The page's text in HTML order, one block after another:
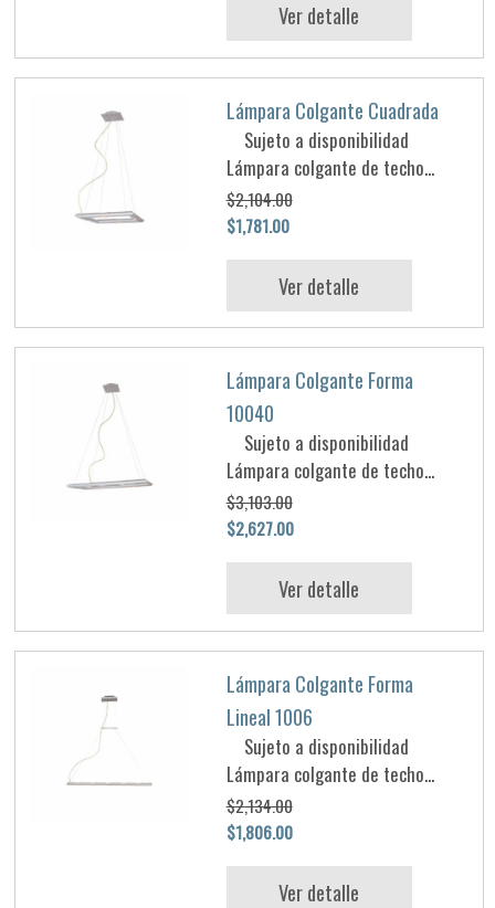
Ver detalle
Lámpara Colgante Cuadrada
Sujeto a disponibilidad
Lámpara colgante de techo...
$2,104.00
$1,781.00
Ver detalle
Lámpara Colgante Forma
10040
Sujeto a disponibilidad
Lámpara colgante de techo...
$3,103.00
$2,627.00
Ver detalle
Lámpara Colgante Forma
Lineal 1006
Sujeto a disponibilidad
Lámpara colgante de techo...
$2,134.00
$1,806.00
Ver detalle